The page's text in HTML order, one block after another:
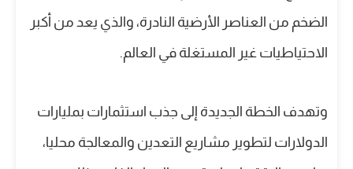
الضخم من العناصر الأرضية النادرة، والذي يعد من أكبر
الاحتياطيات غير المستغلة في العالم.
وتهدف الخطة الجديدة إلى جذب استثمارات بمليارات
الدولارات لتطوير مشاريع التعدين والمعالجة محليا،